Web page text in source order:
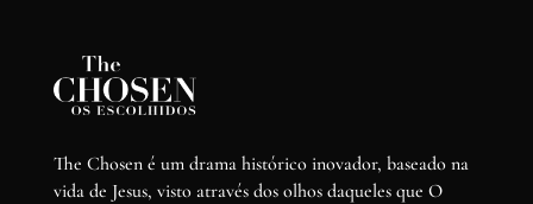
The Chosen é um drama histórico inovador, baseado na
vida de Jesus, visto através dos olhos daqueles que O